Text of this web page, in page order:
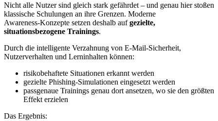
Nicht alle Nutzer sind gleich stark gefährdet – und genau hier stoßen
klassische Schulungen an ihre Grenzen. Moderne
Awareness‑Konzepte setzen deshalb aufgezielte,
situationsbezogene Trainings.
Durch die intelligente Verzahnung von E-Mail‑Sicherheit,
Nutzerverhalten und Lerninhalten können:
risikobehaftete Situationen erkannt werden
gezielte Phishing‑Simulationen eingesetzt werden
passgenaue Trainings genau dort ansetzen, wo sie den größten
Effekt erzielen
Das Ergebnis: